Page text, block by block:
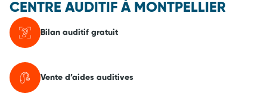
CENTRE AUDITIF À MONTPELLIER
Bilan auditif gratuit
Vente d’aides auditives